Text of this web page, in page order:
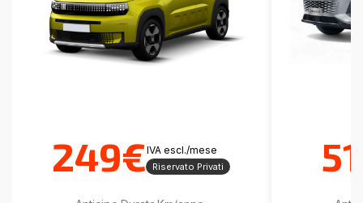
249€IVA escl./mese
Riservato Privati